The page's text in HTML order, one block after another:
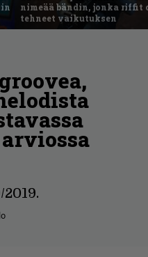
nimeää bändin, jonka riffit
tehneet vaikutuksen